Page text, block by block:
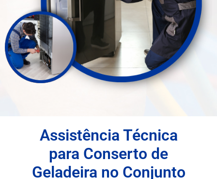
Assistência Técnica
para Conserto de
Geladeira no Conjunto